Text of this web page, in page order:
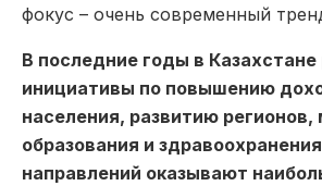
фокус – очень современный
В последние годы в
инициативы по повышению
населения, развитию
образования и
направлений оказывают